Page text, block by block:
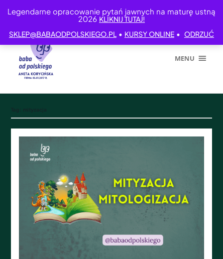
Legendarne opracowanie pytań jawnych na maturę ustną
2026 KLIKNIJ TUTAJ!
SKLEP@BABAODPOLSKIEGO.PL • KURSY ONLINE • ODRZUĆ
MENU